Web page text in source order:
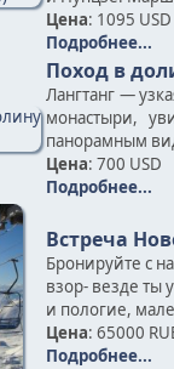
Цена: 1095 USD
Подробнее...
Поход в
Лангтанг —
монастыри,
панорамным
Цена: 700 USD
Подробнее...
Встреча
Бронируйте с
взор- везде ты
и пологие,
Цена: 65000
Подробнее...